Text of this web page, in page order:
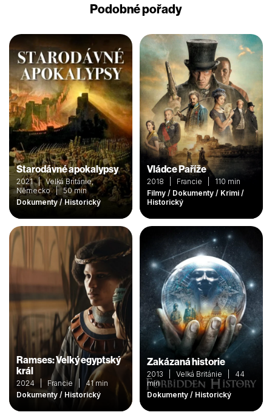
Podobné pořady
Starodávné apokalypsy
2021 | Velká Británie,
Německo | 50 min
Dokumenty / Historický
Vládce Paříže
2018 | Francie | 110 min
Filmy / Dokumenty / Krimi /
Historický
Ramses: Velký egyptský
král
2024 | Francie | 41 min
Dokumenty / Historický
Zakázaná historie
2013 | Velká Británie | 44
min
Dokumenty / Historický